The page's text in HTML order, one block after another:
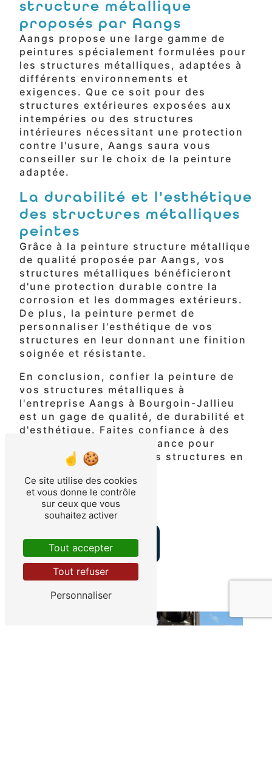
structure métallique
proposés par Aangs
Aangs propose une large gamme de
peintures spécialement formulées pour
les structures métalliques, adaptées à
différents environnements et
exigences. Que ce soit pour des
structures extérieures exposées aux
intempéries ou des structures
intérieures nécessitant une protection
contre l'usure, Aangs saura vous
conseiller sur le choix de la peinture
adaptée.
La durabilité et l'esthétique
des structures métalliques
peintes
Grâce à la peinture structure métallique
de qualité proposée par Aangs, vos
structures métalliques bénéficieront
d'une protection durable contre la
corrosion et les dommages extérieurs.
De plus, la peinture permet de
personnaliser l'esthétique de vos
structures en leur donnant une finition
soignée et résistante.
En conclusion, confier la peinture de
vos structures métalliques à
l'entreprise Aangs à Bourgoin-Jallieu
est un gage de qualité, de durabilité et
d'esthétique. Faites confiance à des
professionnels de confiance pour
protéger et sublimer vos structures en
ACCUEIL
CONTACTEZ-NOUS
Ce site utilise des cookies
et vous donne le contrôle
sur ceux que vous
souhaitez activer
Tout accepter
Tout refuser
Personnaliser